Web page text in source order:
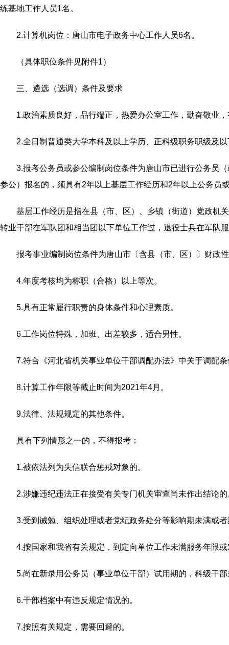
练基地工作人员1名。
2.计算机岗位：唐山市电子政务中心工作人员6名。
（具体职位条件见附件1）
三、遴选（选调）条件及要求
1.政治素质良好，品行端正，热爱办公室工作，勤奋敬业
2.全日制普通类大学本科及以上学历、正科级职务职级及
3.报考公务员或参公编制岗位条件为唐山市已进行公务员
参公）报名的，须具有2年以上基层工作经历和2年以上公务员
基层工作经历是指在县（市、区）、乡镇（街道）党政机
转业干部在军队团和相当团以下单位工作过，退役士兵在军队
报考事业编制岗位条件为唐山市〔含县（市、区）〕财政
4.年度考核均为称职（合格）以上等次。
5.具有正常履行职责的身体条件和心理素质。
6.工作岗位特殊，加班、出差较多，适合男性。
7.符合《河北省机关事业单位干部调配办法》中关于调配
8.计算工作年限等截止时间为2021年4月。
9.法律、法规规定的其他条件。
具有下列情形之一的，不得报考：
1.被依法列为失信联合惩戒对象的。
2.涉嫌违纪违法正在接受有关专门机关审查尚未作出结论的
3.受到诫勉、组织处理或者党纪政务处分等影响期未满或
4.按国家和我省有关规定，到定向单位工作未满服务年限
5.尚在新录用公务员（事业单位干部）试用期的，科级干
6.干部档案中有违反规定情况的。
7.按照有关规定，需要回避的。